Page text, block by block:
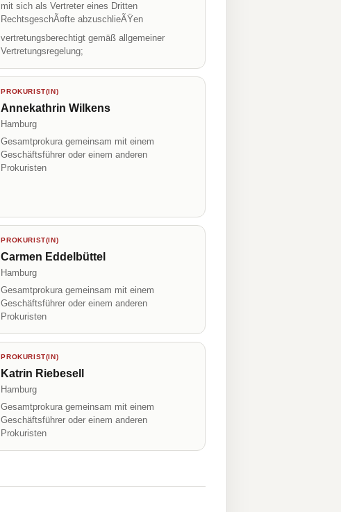
mit sich als Vertreter eines Dritten
RechtsgeschÃ¤fte abzuschlieÃŸen
vertretungsberechtigt gemäß allgemeiner
Vertretungsregelung;
PROKURIST(IN)
Annekathrin Wilkens
Hamburg
Gesamtprokura gemeinsam mit einem
Geschäftsführer oder einem anderen
Prokuristen
PROKURIST(IN)
Carmen Eddelbüttel
Hamburg
Gesamtprokura gemeinsam mit einem
Geschäftsführer oder einem anderen
Prokuristen
PROKURIST(IN)
Katrin Riebesell
Hamburg
Gesamtprokura gemeinsam mit einem
Geschäftsführer oder einem anderen
Prokuristen